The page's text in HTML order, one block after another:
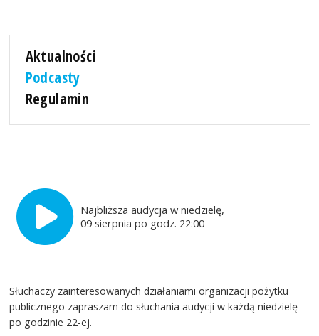
Aktualności
Podcasty
Regulamin
Najbliższa audycja w niedzielę,
09 sierpnia po godz. 22:00
Słuchaczy zainteresowanych działaniami organizacji pożytku
publicznego zapraszam do słuchania audycji w każdą niedzielę
po godzinie 22-ej.